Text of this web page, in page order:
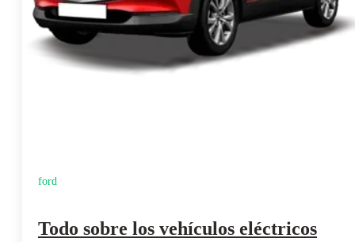
ford
Todo sobre los vehículos eléctricos